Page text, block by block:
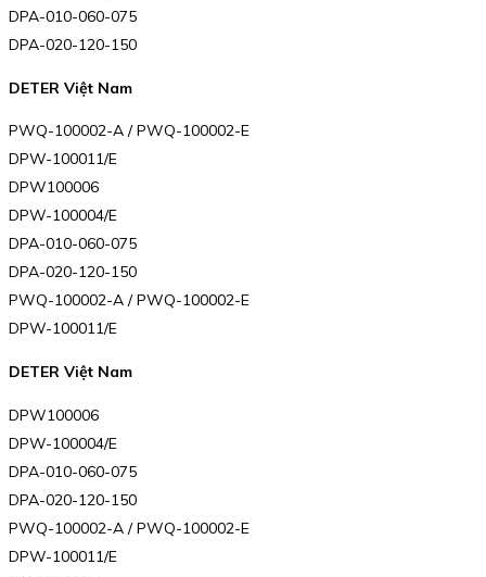
DPA-010-060-075
DPA-020-120-150
DETER Việt Nam
PWQ-100002-A / PWQ-100002-E
DPW-100011/E
DPW100006
DPW-100004/E
DPA-010-060-075
DPA-020-120-150
PWQ-100002-A / PWQ-100002-E
DPW-100011/E
DETER Việt Nam
DPW100006
DPW-100004/E
DPA-010-060-075
DPA-020-120-150
PWQ-100002-A / PWQ-100002-E
DPW-100011/E